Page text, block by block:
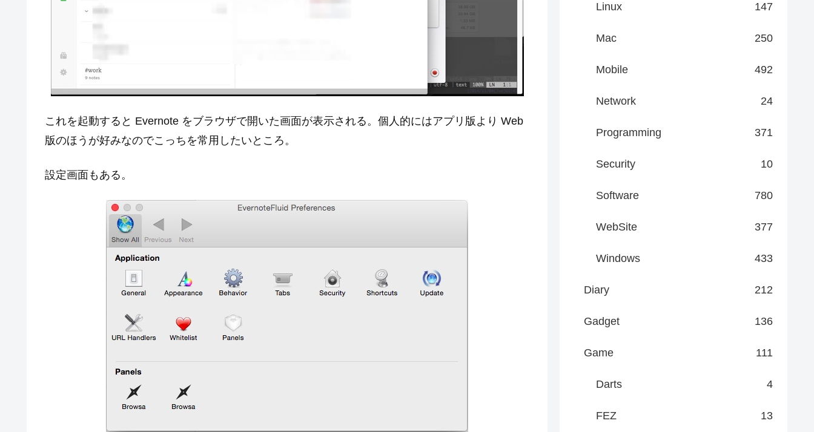
これを起動すると Evernote をブラウザで開いた画面が表示される。個人的にはアプリ版より Web
版のほうが好みなのでこっちを常用したいところ。
設定画面もある。
Linux 147
Mac 250
Mobile 492
Network 24
Programming 371
Security 10
Software 780
WebSite 377
Windows 433
Diary 212
Gadget 136
Game 111
Darts 4
FEZ 13